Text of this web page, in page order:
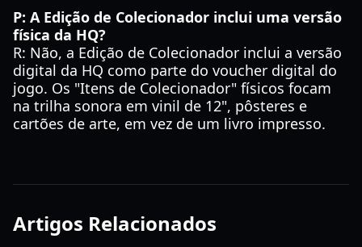
P: A Edição de Colecionador inclui uma versão
física da HQ?
R: Não, a Edição de Colecionador inclui a versão
digital da HQ como parte do voucher digital do
jogo. Os "Itens de Colecionador" físicos focam
na trilha sonora em vinil de 12", pôsteres e
cartões de arte, em vez de um livro impresso.
Artigos Relacionados